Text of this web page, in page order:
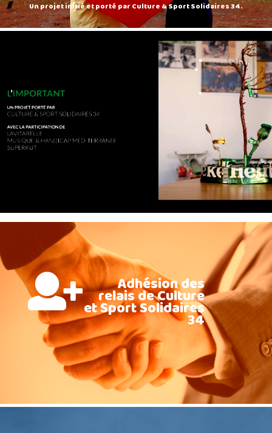
Un projet initié et porté par Culture & Sport Solidaires 34.
Adhésion des
relais de Culture
et Sport Solidaires
34